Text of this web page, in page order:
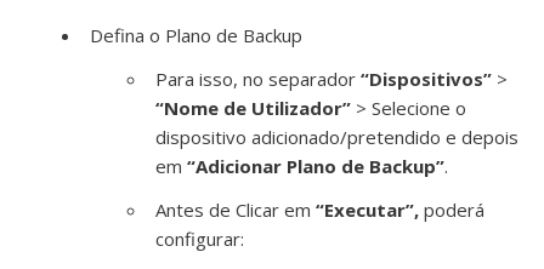
Defina o Plano de Backup
Para isso, no separador “Dispositivos” >
“Nome de Utilizador” > Selecione o
dispositivo adicionado/pretendido e depois
em “Adicionar Plano de Backup”.
Antes de Clicar em “Executar”, poderá
configurar: